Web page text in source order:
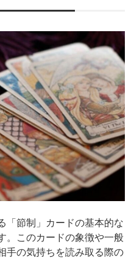
「節制」カードの基本的な
。このカードの象徴や一般
手の気持ちを読み取る際の